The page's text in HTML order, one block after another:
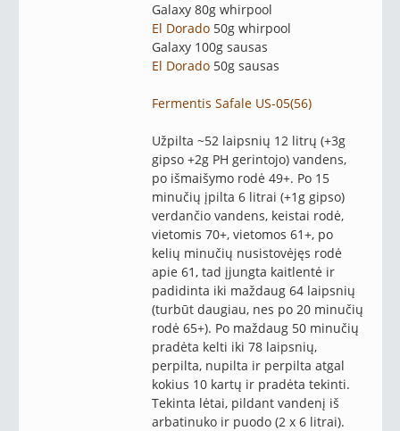
Galaxy 80g whirpool
El Dorado 50g whirpool
Galaxy 100g sausas
El Dorado 50g sausas
Fermentis Safale US-05(56)
Užpilta ~52 laipsnių 12 litrų (+3g
gipso +2g PH gerintojo) vandens,
po išmaišymo rodė 49+. Po 15
minučių įpilta 6 litrai (+1g gipso)
verdančio vandens, keistai rodė,
vietomis 70+, vietomos 61+, po
kelių minučių nusistovėjęs rodė
apie 61, tad įjungta kaitlentė ir
padidinta iki maždaug 64 laipsnių
(turbūt daugiau, nes po 20 minučių
rodė 65+). Po maždaug 50 minučių
pradėta kelti iki 78 laipsnių,
perpilta, nupilta ir perpilta atgal
kokius 10 kartų ir pradėta tekinti.
Tekinta lėtai, pildant vandenį iš
arbatinuko ir puodo (2 x 6 litrai).